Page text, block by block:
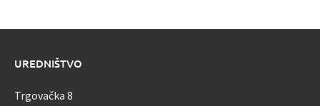
UREDNIŠTVO
Trgovačka 8